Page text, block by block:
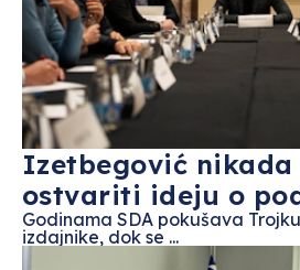
Izetbegović nikada
ostvariti ideju o
Godinama SDA pokušava
izdajnike, dok se ...